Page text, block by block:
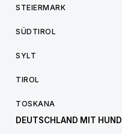
STEIERMARK
SÜDTIROL
SYLT
TIROL
TOSKANA
DEUTSCHLAND MIT HUND